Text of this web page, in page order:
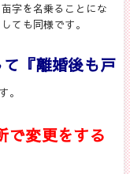
字を名乗ることにな
ても同様です。
『離婚後も戸
。
で変更をする